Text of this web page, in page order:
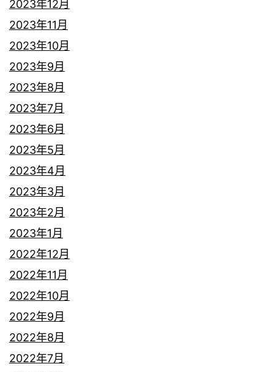
2023年12月
2023年11月
2023年10月
2023年9月
2023年8月
2023年7月
2023年6月
2023年5月
2023年4月
2023年3月
2023年2月
2023年1月
2022年12月
2022年11月
2022年10月
2022年9月
2022年8月
2022年7月